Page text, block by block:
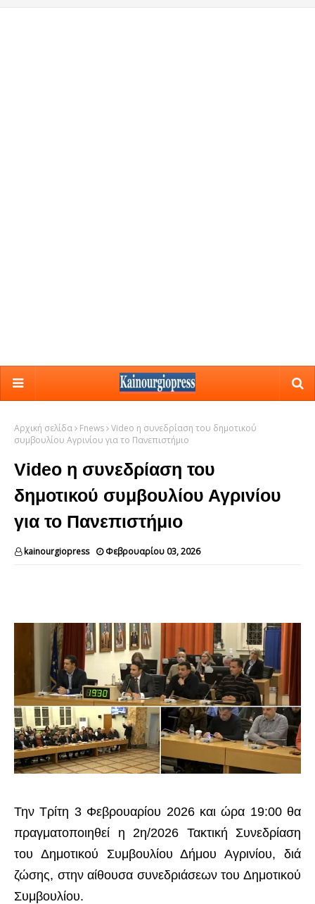
Αρχική σελίδα Fnews Video η συνεδρίαση του δημοτικού
συμβουλίου Αγρινίου για το Πανεπιστήμιο
Video η συνεδρίαση του
δημοτικού συμβουλίου Αγρινίου
για το Πανεπιστήμιο
kainourgiopress Φεβρουαρίου 03, 2026
Την Τρίτη 3 Φεβρουαρίου 2026 και ώρα 19:00 θα
πραγματοποιηθεί η 2η/2026 Τακτική Συνεδρίαση
του Δημοτικού Συμβουλίου Δήμου Αγρινίου, διά
ζώσης, στην αίθουσα συνεδριάσεων του Δημοτικού
Συμβουλίου.